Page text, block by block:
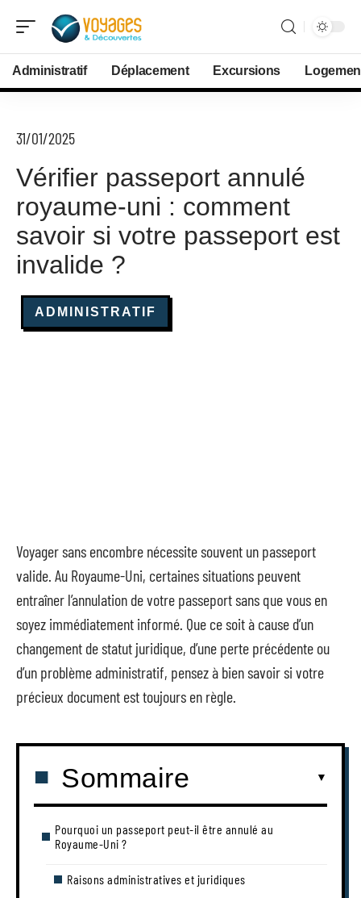
Administratif Déplacement Excursions
31/01/2025
Vérifier passeport annulé
royaume-uni : comment
savoir si votre passeport est
invalide ?
ADMINISTRATIF
Voyager sans encombre nécessite souvent un passeport
valide. Au Royaume-Uni, certaines situations peuvent
entraîner l’annulation de votre passeport sans que vous en
soyez immédiatement informé. Que ce soit à cause d’un
changement de statut juridique, d’une perte précédente ou
d’un problème administratif, pensez à bien savoir si votre
précieux document est toujours en règle.
Sommaire
Pourquoi un passeport peut-il être annulé au
Royaume-Uni ?
Raisons administratives et juridiques